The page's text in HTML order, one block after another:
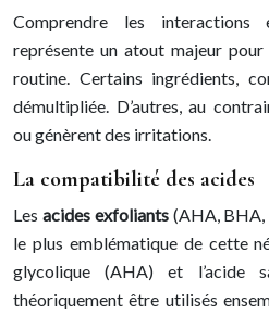
Comprendre les interactions
représente un atout majeur
routine. Certains ingrédients,
démultipliée. D’autres, au
ou génèrent des irritations.
La compatibilité des acides
Les acides exfoliants(AHA, BHA,
le plus emblématique de cette
glycolique (AHA) et l’acide
théoriquement être utilisés